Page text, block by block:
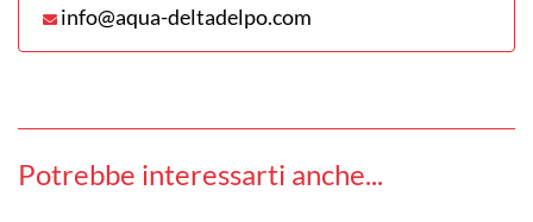
info@aqua-deltadelpo.com
Potrebbe interessarti anche...